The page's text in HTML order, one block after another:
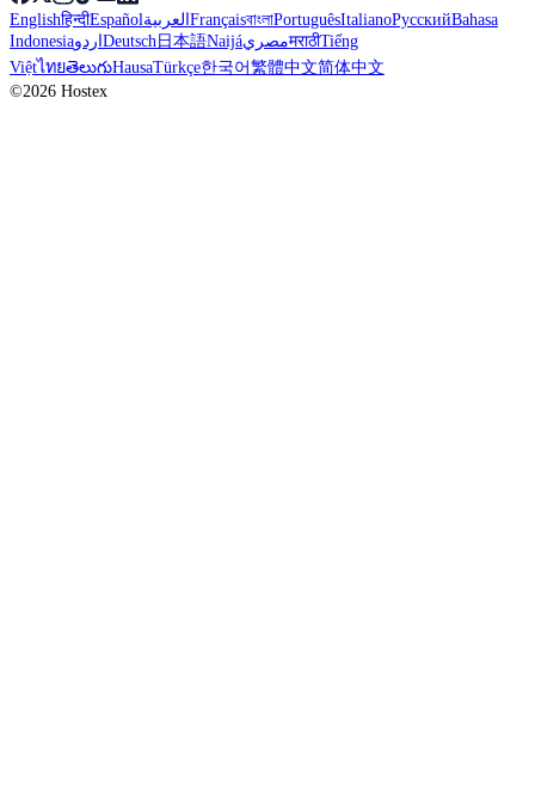
Englishहिन्दीEspañolالعربيةFrançaisবাংলাPortuguêsItalianoРусскийBahasa
IndonesiaاردوDeutsch日本語NaijáمصريमराठीTiếng
ViệtไทยతెలుగుHausaTürkçe한국어繁體中文简体中文
©2026 Hostex